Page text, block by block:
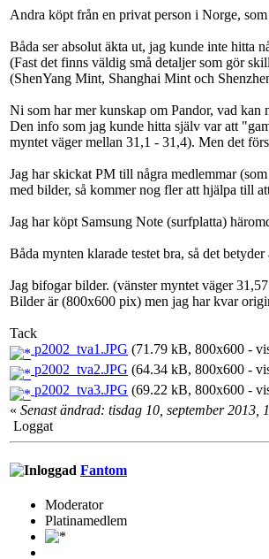
Andra köpt från en privat person i Norge,
Båda ser absolut äkta ut, jag kunde inte hitta
(Fast det finns väldig små detaljer som gör
(ShenYang Mint, Shanghai Mint och
Ni som har mer kunskap om Pandor, vad
Den info som jag kunde hitta själv var att
myntet väger mellan 31,1 - 31,4). Men det
Jag har skickat PM till några medlemmar
med bilder, så kommer nog fler att hjälpa till
Jag har köpt Samsung Note (surfplatta)
Båda mynten klarade testet bra, så det
Jag bifogar bilder. (vänster myntet väger
Bilder är (800x600 pix) men jag har kvar
Tack
p2002_tva1.JPG (71.79 kB, 800x600 -
p2002_tva2.JPG (64.34 kB, 800x600 -
p2002_tva3.JPG (69.22 kB, 800x600 -
« Senast ändrad: tisdag 10, september 2013,
Loggat
Fantom
Moderator
Platinamedlem